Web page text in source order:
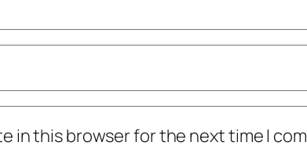
in this browser for the next time I